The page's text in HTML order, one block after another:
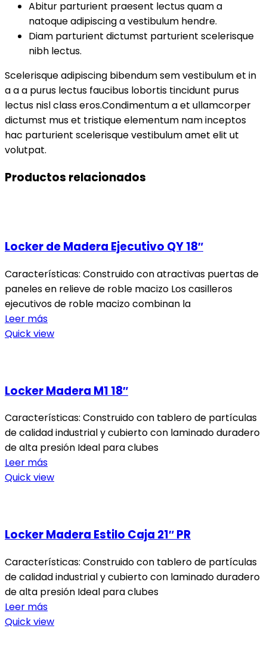
Abitur parturient praesent lectus quam a
natoque adipiscing a vestibulum hendre.
Diam parturient dictumst parturient scelerisque
nibh lectus.
Scelerisque adipiscing bibendum sem vestibulum et in
a a a purus lectus faucibus lobortis tincidunt purus
lectus nisl class eros.Condimentum a et ullamcorper
dictumst mus et tristique elementum nam inceptos
hac parturient scelerisque vestibulum amet elit ut
volutpat.
Productos relacionados
Locker de Madera Ejecutivo QY 18″
Características: Construido con atractivas puertas de
paneles en relieve de roble macizo Los casilleros
ejecutivos de roble macizo combinan la
Leer más
Quick view
Locker Madera M1 18″
Características: Construido con tablero de partículas
de calidad industrial y cubierto con laminado duradero
de alta presión Ideal para clubes
Leer más
Quick view
Locker Madera Estilo Caja 21″ PR
Características: Construido con tablero de partículas
de calidad industrial y cubierto con laminado duradero
de alta presión Ideal para clubes
Leer más
Quick view